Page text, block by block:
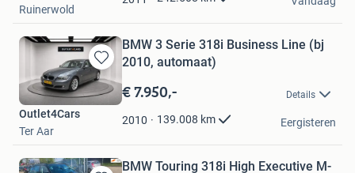
Ruinerwold
Bewaren
in
Mijn
Favorieten
BMW 3 Serie 318i Business Line (bj
2010, automaat)
€ 7.950,- Details
2010 139.008 km
Outlet4Cars
Ter Aar
Eergisteren
BMW Touring 318i High Executive M-